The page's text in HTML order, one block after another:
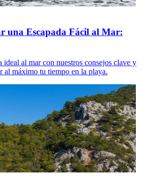
una Escapada Fácil al Mar:
ideal al mar con nuestros consejos clave y
al máximo tu tiempo en la playa.